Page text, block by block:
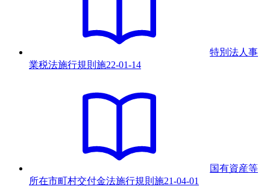
特別法人事
業税法施行規則 施22-01-14
国有資産等
所在市町村交付金法施行規則 施21-04-01